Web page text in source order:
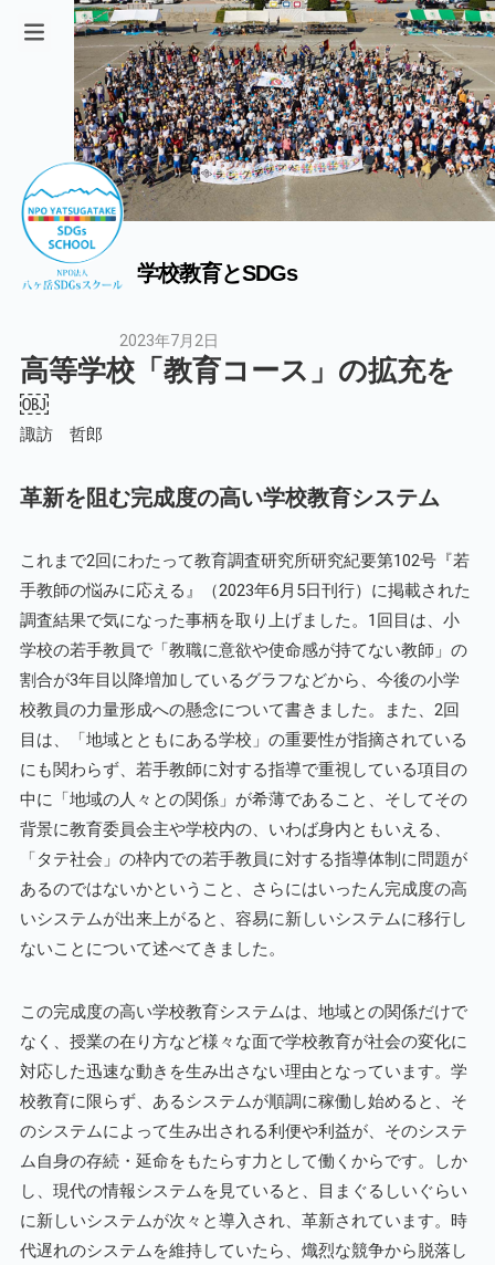
学校教育とSDGs
2023年7月2日
高等学校「教育コース」の拡充を
￼
諏訪 哲郎
革新を阻む完成度の高い学校教育システム
これまで2回にわたって教育調査研究所研究紀要第102号『若
手教師の悩みに応える』（2023年6月5日刊行）に掲載された
調査結果で気になった事柄を取り上げました。1回目は、小
学校の若手教員で「教職に意欲や使命感が持てない教師」の
割合が3年目以降増加しているグラフなどから、今後の小学
校教員の力量形成への懸念について書きました。また、2回
目は、「地域とともにある学校」の重要性が指摘されている
にも関わらず、若手教師に対する指導で重視している項目の
中に「地域の人々との関係」が希薄であること、そしてその
背景に教育委員会主や学校内の、いわば身内ともいえる、
「タテ社会」の枠内での若手教員に対する指導体制に問題が
あるのではないかということ、さらにはいったん完成度の高
いシステムが出来上がると、容易に新しいシステムに移行し
ないことについて述べてきました。
この完成度の高い学校教育システムは、地域との関係だけで
なく、授業の在り方など様々な面で学校教育が社会の変化に
対応した迅速な動きを生み出さない理由となっています。学
校教育に限らず、あるシステムが順調に稼働し始めると、そ
のシステムによって生み出される利便や利益が、そのシステ
ム自身の存続・延命をもたらす力として働くからです。しか
し、現代の情報システムを見ていると、目まぐるしいぐらい
に新しいシステムが次々と導入され、革新されています。時
代遅れのシステムを維持していたら、熾烈な競争から脱落し